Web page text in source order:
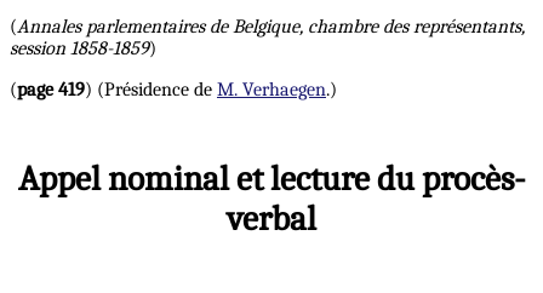
(Annales parlementaires de Belgique, chambre des représentants,
session 1858-1859)
(page 419) (Présidence de M. Verhaegen.)
Appel nominal et lecture du procès-
verbal